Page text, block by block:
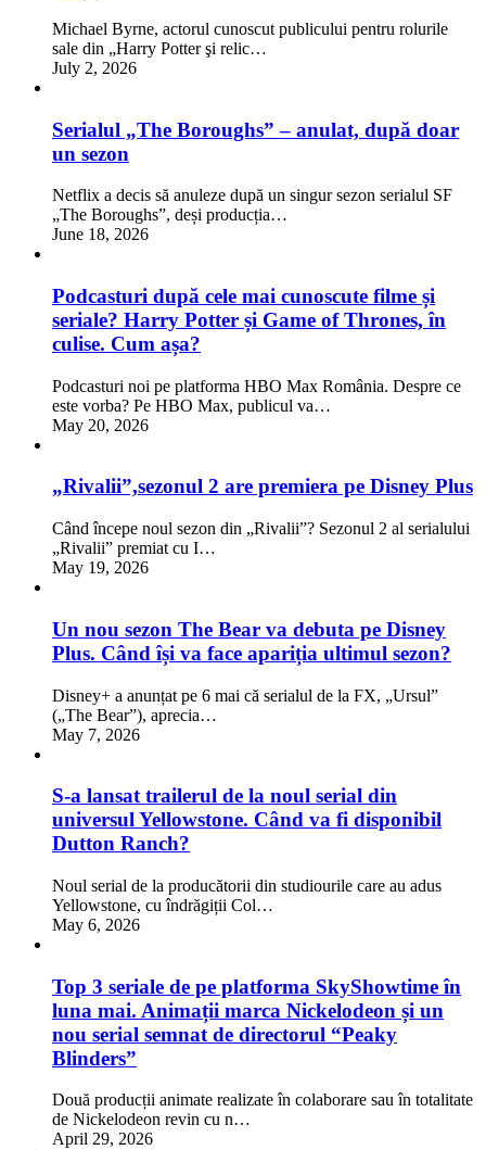
Michael Byrne, actorul cunoscut publicului pentru rolurile
sale din „Harry Potter şi relic…
July 2, 2026
Serialul „The Boroughs” – anulat, după doar
un sezon
Netflix a decis să anuleze după un singur sezon serialul SF
„The Boroughs”, deși producția…
June 18, 2026
Podcasturi după cele mai cunoscute filme și
seriale? Harry Potter și Game of Thrones, în
culise. Cum așa?
Podcasturi noi pe platforma HBO Max România. Despre ce
este vorba? Pe HBO Max, publicul va…
May 20, 2026
„Rivalii”,sezonul 2 are premiera pe Disney Plus
Când începe noul sezon din „Rivalii”? Sezonul 2 al serialului
„Rivalii” premiat cu I…
May 19, 2026
Un nou sezon The Bear va debuta pe Disney
Plus. Când își va face apariția ultimul sezon?
Disney+ a anunțat pe 6 mai că serialul de la FX, „Ursul”
(„The Bear”), aprecia…
May 7, 2026
S-a lansat trailerul de la noul serial din
universul Yellowstone. Când va fi disponibil
Dutton Ranch?
Noul serial de la producătorii din studiourile care au adus
Yellowstone, cu îndrăgiții Col…
May 6, 2026
Top 3 seriale de pe platforma SkyShowtime în
luna mai. Animații marca Nickelodeon și un
nou serial semnat de directorul “Peaky
Blinders”
Două producții animate realizate în colaborare sau în totalitate
de Nickelodeon revin cu n…
April 29, 2026